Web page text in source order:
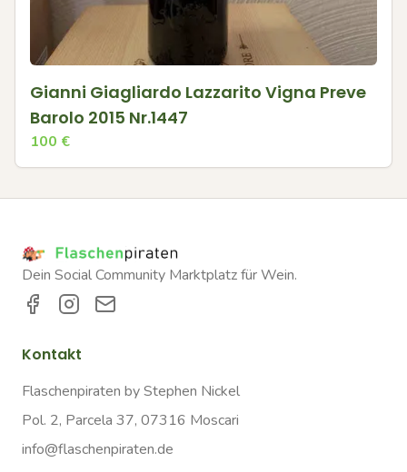
Gianni Giagliardo Lazzarito Vigna Preve
Barolo 2015 Nr.1447
100 €
Dein Social Community Marktplatz für Wein.
Kontakt
Flaschenpiraten by Stephen Nickel
Pol. 2, Parcela 37, 07316 Moscari
info@flaschenpiraten.de